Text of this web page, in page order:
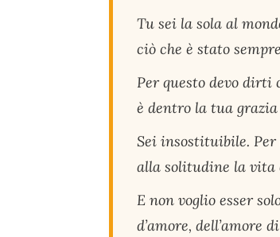
Tu sei la sola al
ciò che è stato
Per questo devo dirti
è dentro la tua
Sei insostituibile. Per
alla solitudine la vita
E non voglio esser
d’amore, dell’amore